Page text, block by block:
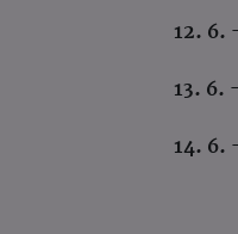
12. 6.
13. 6.
14. 6.